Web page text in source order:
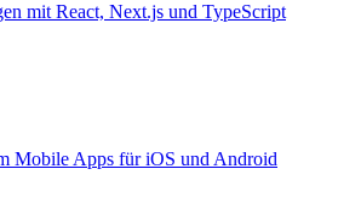
mit React, Next.js und TypeScript
Mobile Apps für iOS und Android